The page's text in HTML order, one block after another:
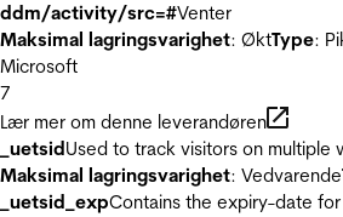
ddm/activity/src=#Venter
Maksimal lagringsvarighet: ØktType:
Microsoft
7
Lær mer om denne leverandøren
_uetsidUsed to track visitors on
Maksimal lagringsvarighet: Vedvarende
_uetsid_expContains the expiry-date